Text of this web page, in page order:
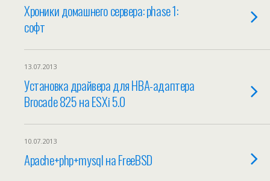
Хроники домашнего сервера: phase 1:
софт
13.07.2013
Установка драйвера для HBA-адаптера
Brocade 825 на ESXi 5.0
10.07.2013
Apache+php+mysql на FreeBSD